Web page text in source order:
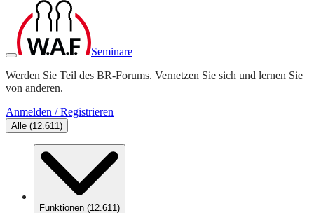
Seminare
Werden Sie Teil des BR-Forums. Vernetzen Sie sich und lernen Sie
von anderen.
Anmelden / Registrieren
Alle (12.611)
Funktionen (12.611)